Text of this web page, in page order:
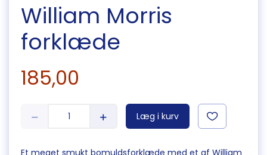
William Morris
forklæde
185,00
Læg i kurv